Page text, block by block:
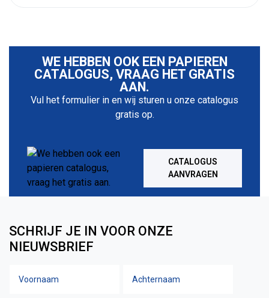
WE HEBBEN OOK EEN PAPIEREN
CATALOGUS, VRAAG HET GRATIS
AAN.
Vul het formulier in en wij sturen u onze catalogus
gratis op.
CATALOGUS
AANVRAGEN
SCHRIJF JE IN VOOR ONZE
NIEUWSBRIEF
Naam